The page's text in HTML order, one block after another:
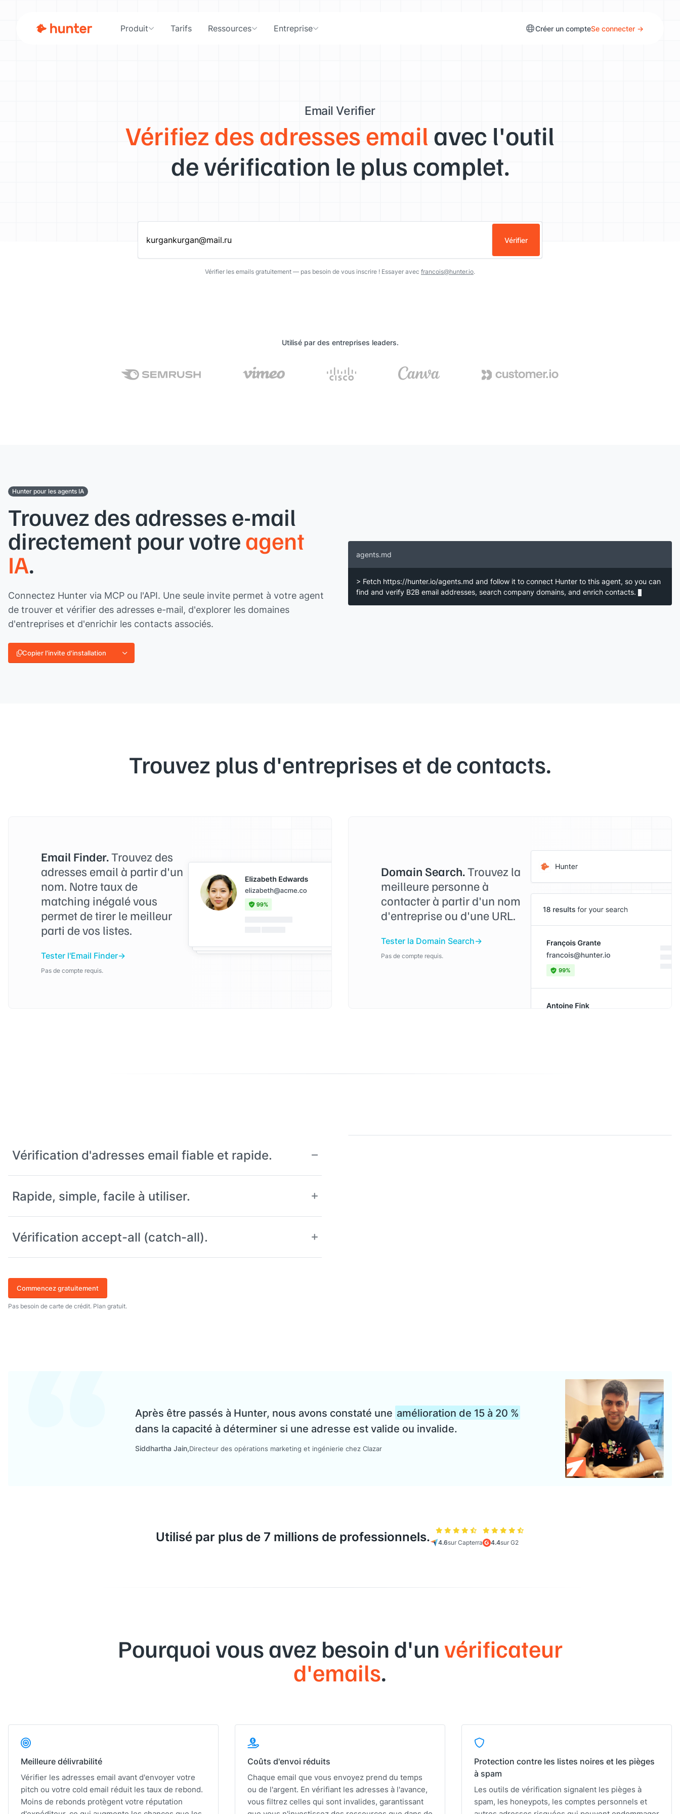
Produit Tarifs Ressources Entreprise Créer un compteSe connecter →
Email Verifier
Vérifiez des adresses email avec l'outil
de vérification le plus complet.
Entrez une adresse email… Vérifier
Vérifier les emails gratuitement — pas besoin de vous inscrire ! Essayer avec francois@hunter.io.
Utilisé par des entreprises leaders.
Hunter pour les agents IA
Trouvez des adresses e-mail
directement pour votreagent
IA.
Connectez Hunter via MCP ou l'API. Une seule invite permet à votre agent
de trouver et vérifier des adresses e-mail, d'explorer les domaines
d'entreprises et d'enrichir les contacts associés.
Copier l'invite d'installation
agents.md
> Fetch https://hunter.io/agents.md and follow it to connect Hunter to this agent, so you can
find and verify B2B email addresses, search company domains, and enrich contacts.
Trouvez plus d'entreprises et de contacts.
Email Finder.Trouvez des
adresses email à partir d'un
nom. Notre taux de
matching inégalé vous
permet de tirer le meilleur
parti de vos listes.
Tester l'Email Finder
Pas de compte requis.
Domain Search.Trouvez la
meilleure personne à
contacter à partir d'un nom
d'entreprise ou d'une URL.
Tester la Domain Search
Pas de compte requis.
Vérification d'adresses email fiable et rapide.
Rapide, simple, facile à utiliser.
Vérification accept-all (catch-all).
Commencez gratuitement
Pas besoin de carte de crédit. Plan gratuit.
Après être passés à Hunter, nous avons constaté une amélioration de 15 à 20 %
dans la capacité à déterminer si une adresse est valide ou invalide.
Siddhartha Jain Directeur des opérations marketing et ingénierie chez Clazar
Utilisé par plus de 7 millions de professionnels. 4.6sur Capterra 4.4sur G2
Pourquoi vous avez besoin d'unvérificateur
d'emails.
Meilleure délivrabilité
Vérifier les adresses email avant d'envoyer votre
pitch ou votre cold email réduit les taux de rebond.
Moins de rebonds protègent votre réputation
Coûts d'envoi réduits
Chaque email que vous envoyez prend du temps
ou de l'argent. En vérifiant les adresses à l'avance,
vous filtrez celles qui sont invalides, garantissant
Protection contre les listes noires et les pièges
à spam
Les outils de vérification signalent les pièges à
spam, les honeypots, les comptes personnels et